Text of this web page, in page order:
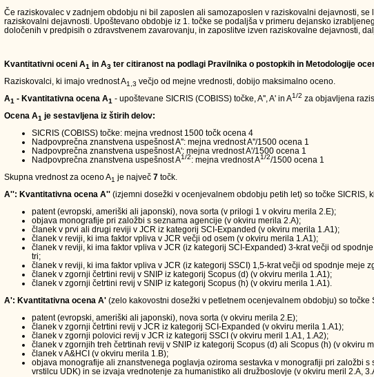
Če raziskovalec v zadnjem obdobju ni bil zaposlen ali samozaposlen v raziskovalni dejavnosti,
raziskovalni dejavnosti. Upoštevano obdobje iz 1. točke se podaljša v primeru dejansko
določenih v predpisih o zdravstvenem zavarovanju, in zaposlitve izven raziskovalne dejavnosti,
Kvantitativni oceni A1 in A3 ter citiranost na podlagi Pravilnika o postopkih in Metodologije
Raziskovalci, ki imajo vrednost A1,3 večjo od mejne vrednosti, dobijo maksimalno oceno.
A1 - Kvantitativna ocena A1 - upoštevane SICRIS (COBISS) točke, A'', A' in A1/2 za objavljena
Ocena A1 je sestavljena iz štirih delov:
SICRIS (COBISS) točke: mejna vrednost 1500 točk ocena 4
Nadpovprečna znanstvena uspešnost A'': mejna vrednost A''/1500 ocena 1
Nadpovprečna znanstvena uspešnost A': mejna vrednost A'/1500 ocena 1
Nadpovprečna znanstvena uspešnost A1/2: mejna vrednost A1/2/1500 ocena 1
Skupna vrednost za oceno A1 je največ 7 točk.
A'': Kvantitativna ocena A'' (izjemni dosežki v ocenjevalnem obdobju petih let) so točke SICRIS,
patent (evropski, ameriški ali japonski), nova sorta (v prilogi 1 v okviru merila 2.E);
objava monografije pri založbi s seznama agencije (v okviru merila 2.A);
članek v prvi ali drugi reviji v JCR iz kategorij SCI-Expanded (v okviru merila 1.A1);
članek v reviji, ki ima faktor vpliva v JCR večji od osem (v okviru merila 1.A1);
članek v reviji, ki ima faktor vpliva v JCR (iz kategorij SCI-Expanded) 3-krat večji od
tri;
članek v reviji, ki ima faktor vpliva v JCR (iz kategorij SSCI) 1,5-krat večji od spodnje
članek v zgornji četrtini revij v SNIP iz kategorij Scopus (d) (v okviru merila 1.A1);
članek v zgornji četrtini revij v SNIP iz kategorij Scopus (h) (v okviru merila 1.A1).
A': Kvantitativna ocena A' (zelo kakovostni dosežki v petletnem ocenjevalnem obdobju) so
patent (evropski, ameriški ali japonski), nova sorta (v okviru merila 2.E);
članek v zgornji četrtini revij v JCR iz kategorij SCI-Expanded (v okviru merila 1.A1);
članek v zgornji polovici revij v JCR iz kategorij SSCI (v okviru meril 1.A1, 1.A2);
članek v zgornjih treh četrtinah revij v SNIP iz kategorij Scopus (d) ali Scopus (h) (v okviru
članek v A&HCI (v okviru merila 1.B);
objava monografije ali znanstvenega poglavja oziroma sestavka v monografiji pri založbi
vrstilcu UDK) in se izvaja vrednotenje za humanistiko ali družboslovje (v okviru meril 2.A,